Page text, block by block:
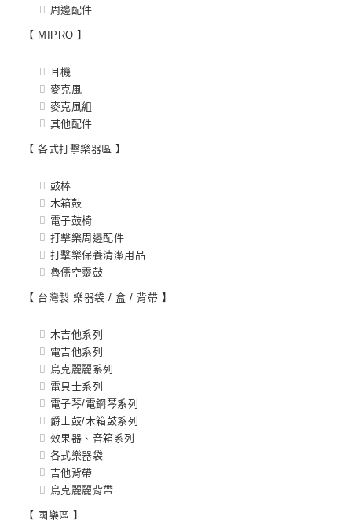
周邊配件
【 MIPRO 】
耳機
麥克風
麥克風組
其他配件
【 各式打擊樂器區 】
鼓棒
木箱鼓
電子鼓椅
打擊樂周邊配件
打擊樂保養清潔用品
魯儒空靈鼔
【 台灣製 樂器袋 / 盒 / 背帶 】
木吉他系列
電吉他系列
烏克麗麗系列
電貝士系列
電子琴/電鋼琴系列
爵士鼓/木箱鼓系列
效果器、音箱系列
各式樂器袋
吉他背帶
烏克麗麗背帶
【 國樂區 】